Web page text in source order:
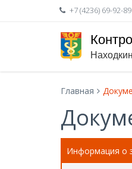
+7 (4236) 69-92-
Главная
Информация о